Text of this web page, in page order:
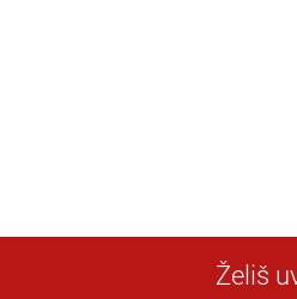
Želiš